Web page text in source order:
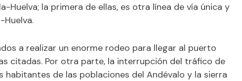
Huelva; la primera de ellas, es otra línea de vía única y
Huelva.
a realizar un enorme rodeo para llegar al puerto
citadas. Por otra parte, la interrupción del tráfico de
habitantes de las poblaciones del Andévalo y la sierra